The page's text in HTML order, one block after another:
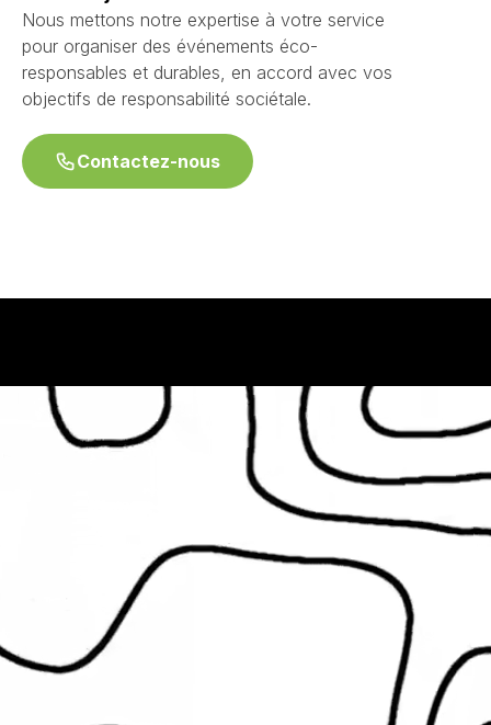
Nous mettons notre expertise à votre service
pour organiser des événements éco-
responsables et durables, en accord avec vos
objectifs de responsabilité sociétale.
Contactez-nous